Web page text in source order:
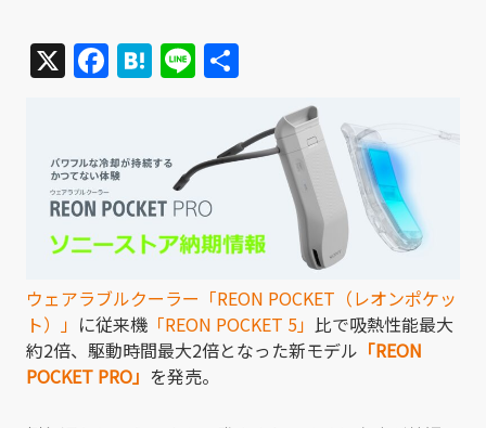
X Facebook
Hatena
Line
ウェアラブルクーラー「REON POCKET（レオンポケッ
ト）」 に従来機 「REON POCKET 5」 比で吸熱性能最大
約2倍、駆動時間最大2倍となった新モデル 「REON
POCKET PRO」 を発売。